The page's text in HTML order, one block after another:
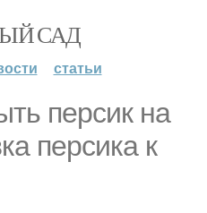
САД
статьи
персик на
персика к